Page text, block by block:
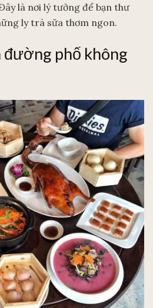
là nơi lý tưởng để bạn thư
ly trà sữa thơm ngon.
đường phố không